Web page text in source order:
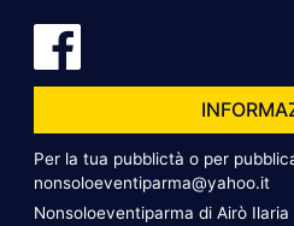
Per la tua pubblictà o per
nonsoloeventiparma@yahoo.it
Nonsoloeventiparma di Airò Ilaria